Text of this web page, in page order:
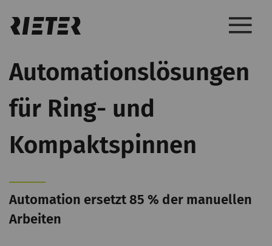
Automationslösungen
für Ring- und
Kompaktspinnen
Automation ersetzt 85 % der manuellen
Arbeiten